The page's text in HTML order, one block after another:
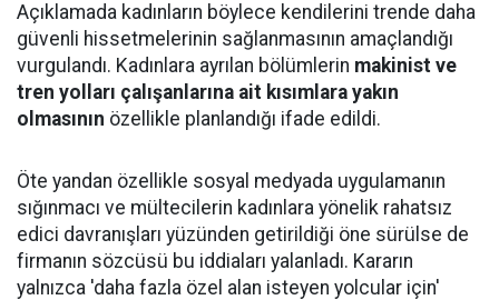
Açıklamada kadınların böylece kendilerini trende daha
güvenli hissetmelerinin sağlanmasının amaçlandığı
vurgulandı. Kadınlara ayrılan bölümlerin makinist ve
tren yolları çalışanlarına ait kısımlara yakın
olmasının özellikle planlandığı ifade edildi.
Öte yandan özellikle sosyal medyada uygulamanın
sığınmacı ve mültecilerin kadınlara yönelik rahatsız
edici davranışları yüzünden getirildiği öne sürülse de
firmanın sözcüsü bu iddiaları yalanladı. Kararın
yalnızca 'daha fazla özel alan isteyen yolcular için'